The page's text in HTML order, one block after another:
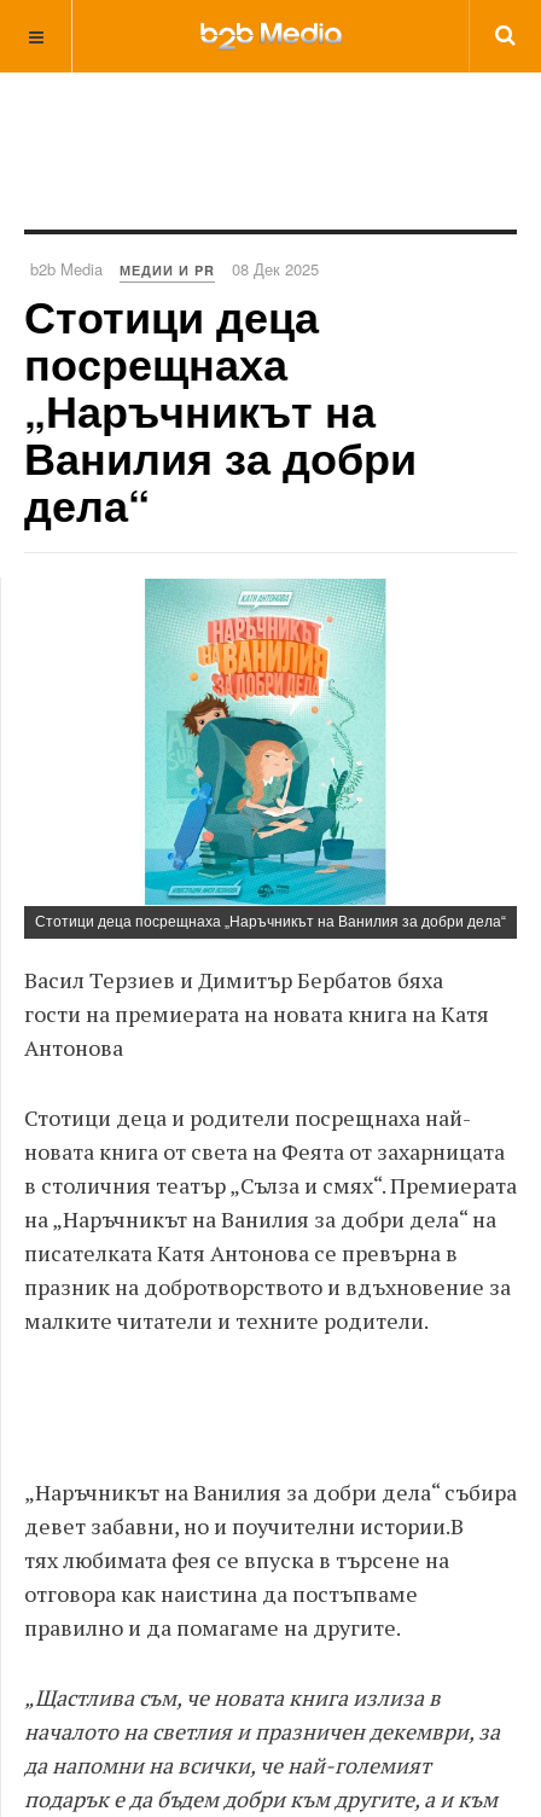
b2b Media МЕДИИ И PR 08 Дек 2025
Стотици деца
посрещнаха
„Наръчникът на
Ванилия за добри
дела“
Стотици деца посрещнаха „Наръчникът на Ванилия за добри дела“
Васил Терзиев и Димитър Бербатов бяха
гости на премиерата на новата книга на Катя
Антонова
Стотици деца и родители посрещнаха най-
новата книга от света на Феята от захарницата
в столичния театър „Сълза и смях“. Премиерата
на„Наръчникът на Ванилия за добри дела“ на
писателката Катя Антонова се превърна в
празник на добротворството и вдъхновение за
малките читатели и техните родители.
„Наръчникът на Ванилия за добри дела“ събира
девет забавни, но и поучителни истории.В
тяхлюбимата фея се впуска в търсене на
отговора как наистина да постъпваме
правилно и да помагаме на другите.
„Щастлива съм, че новата книга излиза в
началото насветлия и празничен декември, за
да напомни на всички, че най-големият
подарък е да бъдем добри към другите, а и към